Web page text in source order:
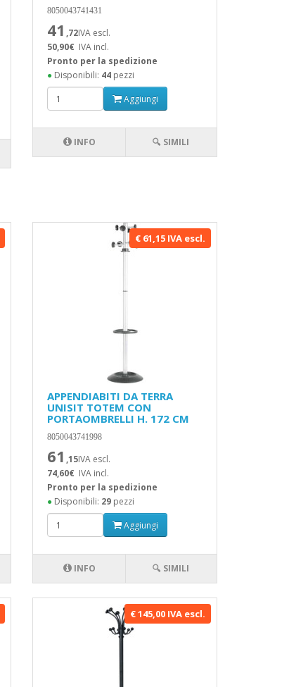
8050043741431
41 ,72IVA escl.
50,90€ IVA incl.
Pronto per la spedizione
● Disponibili: 44 pezzi
Aggiungi
INFO 🔍 SIMILI
€ 61,15 IVA escl.
APPENDIABITI DA TERRA
UNISIT TOTEM CON
PORTAOMBRELLI H. 172 CM
8050043741998
61 ,15IVA escl.
74,60€ IVA incl.
Pronto per la spedizione
● Disponibili: 29 pezzi
Aggiungi
INFO 🔍 SIMILI
€ 145,00 IVA escl.